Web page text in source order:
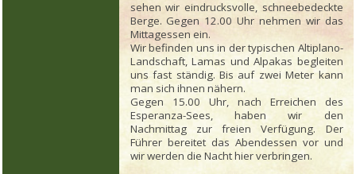
sehen wir eindrucksvolle, schneebedeckte
Berge. Gegen 12.00 Uhr nehmen wir das
Mittagessen ein.
Wir befinden uns in der typischen Altiplano-
Landschaft, Lamas und Alpakas begleiten
uns fast ständig. Bis auf zwei Meter kann
man sich ihnen nähern.
Gegen 15.00 Uhr, nach Erreichen des
Esperanza-Sees, haben wir den
Nachmittag zur freien Verfügung. Der
Führer bereitet das Abendessen vor und
wir werden die Nacht hier verbringen.